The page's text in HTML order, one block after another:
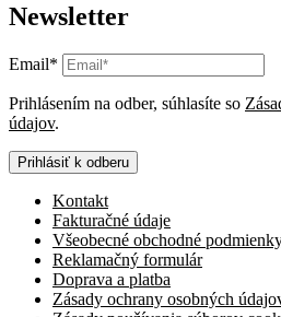
Newsletter
Email*
Prihlásením na odber, súhlasíte so
údajov.
Prihlásiť k odberu
Kontakt
Fakturačné údaje
Všeobecné obchodné
Reklamačný formulár
Doprava a platba
Zásady ochrany osobných